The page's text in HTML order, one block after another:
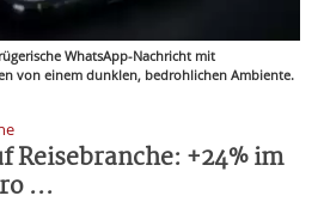
WhatsApp-Nachricht mit
von einem dunklen, bedrohlichen Ambiente.
Reisebranche: +24% im
...